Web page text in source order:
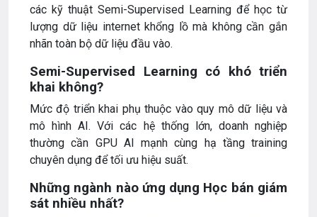
các kỹ thuật Semi-Supervised Learning để học từ
lượng dữ liệu internet khổng lồ mà không cần gắn
nhãn toàn bộ dữ liệu đầu vào.
Semi-Supervised Learning có khó triển
khai không?
Mức độ triển khai phụ thuộc vào quy mô dữ liệu và
mô hình AI. Với các hệ thống lớn, doanh nghiệp
thường cần GPU AI mạnh cùng hạ tầng training
chuyên dụng để tối ưu hiệu suất.
Những ngành nào ứng dụng Học bán giám
sát nhiều nhất?